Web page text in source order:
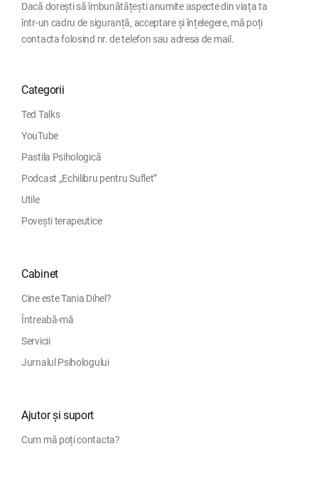
Dacă dorești să îmbunătățești anumite aspecte din viața ta
într-un cadru de siguranță, acceptare și înțelegere, mă poți
contacta folosind nr. de telefon sau adresa de mail.
Categorii
Ted Talks
YouTube
Pastila Psihologică
Podcast „Echilibru pentru Suflet”
Utile
Povești terapeutice
Cabinet
Cine este Tania Dihel?
Întreabă-mă
Servicii
Jurnalul Psihologului
Ajutor și suport
Cum mă poți contacta?